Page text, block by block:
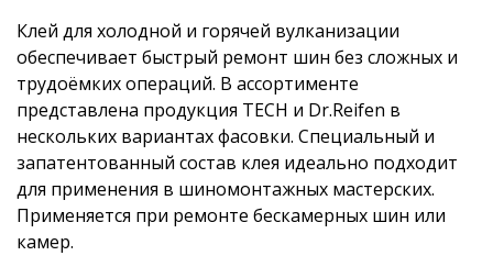
Клей для холодной и горячей вулканизации
обеспечивает быстрый ремонт шин без сложных и
трудоёмких операций. В ассортименте
представлена продукция TECH и Dr.Reifen в
нескольких вариантах фасовки. Специальный и
запатентованный состав клея идеально подходит
для применения в шиномонтажных мастерских.
Применяется при ремонте бескамерных шин или
камер.